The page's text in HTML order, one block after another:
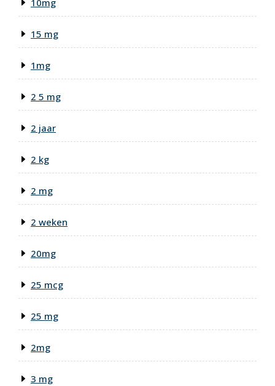
10mg
15 mg
1mg
2 5 mg
2 jaar
2 kg
2 mg
2 weken
20mg
25 mcg
25 mg
2mg
3 mg